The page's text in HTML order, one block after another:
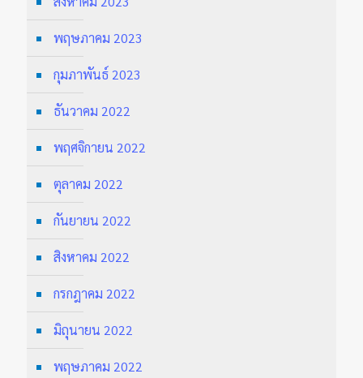
พฤษภาคม 2023
กุมภาพันธ์ 2023
ธันวาคม 2022
พฤศจิกายน 2022
ตุลาคม 2022
กันยายน 2022
สิงหาคม 2022
กรกฎาคม 2022
มิถุนายน 2022
พฤษภาคม 2022